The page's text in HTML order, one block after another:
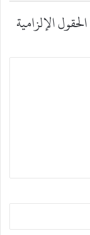
الحقول الإلزامية